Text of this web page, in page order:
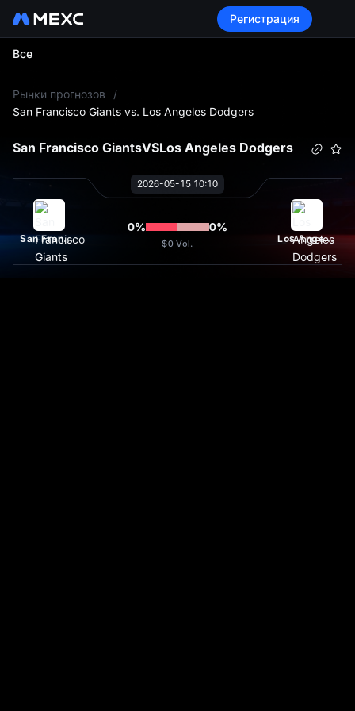
Регистрация
Все
Рынки прогнозов
/
San Francisco Giants vs. Los Angeles Dodgers
San Francisco GiantsVSLos Angeles Dodgers
2026-05-15 10:10
San Francisco Giants
0% 0%
$0 Vol. Los Angeles Dodgers